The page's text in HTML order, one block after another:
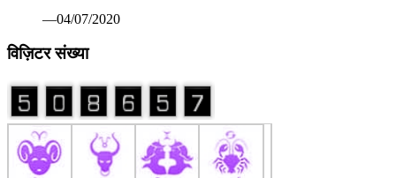
वाणिज्यिक कर निरीक्षक निलंबित ग्वालियर 07 अप्रैल कोरोना महामारी
गई थी। लेकिन निरीक्षण के दौरान ड्यूटी स्थल पर अनुपस्थिति पाए
जाने पर कलेक्टर श्री कौशलेन्द्र विक्रम सिंह ने तत्काल प्रभाव से
निलंबित कर दिया गया है। निलंबन अवधि में श्री दोहरे का मुख्यालय उप
जिला निर्वाचन अधिकारी सामान्य निर्वाचन कलेक्ट्रेट ग्वालियर रहेगा।
कोरोना महामारी पर प्रभावी अंकुश नियंत्रणए बचाव एवं उपचार के संबंध
में वाणिज्यिक कर निरीक्षक श्री पवन दोहरे की बेला की बावड़ीए चौधरी